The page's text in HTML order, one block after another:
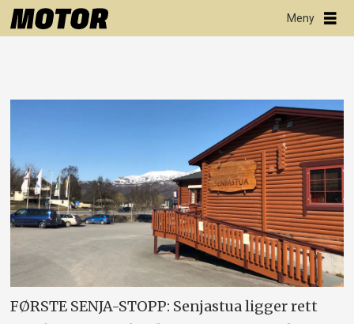
FØRSTE SENJA-STOPP: Senjastua ligger rett